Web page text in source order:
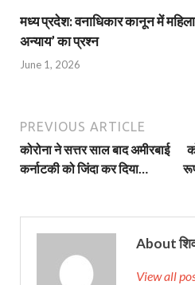
मध्य प्रदेश: वनाधिकार कानून में
अन्याय’ का प्रश्न
June 1, 2026
PREVIOUS ARTICLE
कोरोना ने सत्तर साल बाद अमीरबाई
कर्नाटकी को जिंदा कर दिया…
About
View all